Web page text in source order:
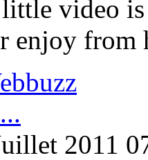
video
enjoy from
2011